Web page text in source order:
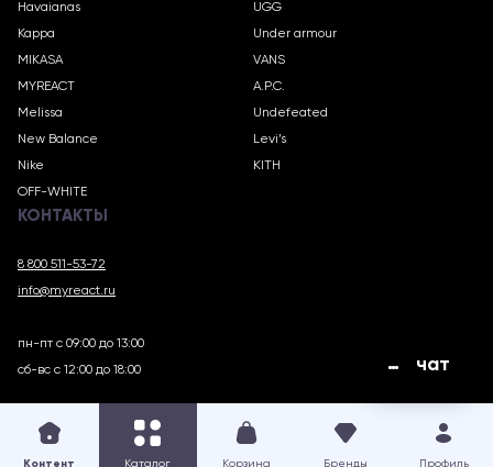
Havaianas
Kappa
MIKASA
MYREACT
Melissa
New Balance
Nike
OFF-WHITE
UGG
Under armour
VANS
A.P.C.
Undefeated
Levi’s
KITH
КОНТАКТЫ
8 800 511-53-72
info@myreact.ru
пн-пт с 09:00 до 13:00
сб-вс с 12:00 до 18:00
Контент Каталог Корзина Бренды Профиль
чат